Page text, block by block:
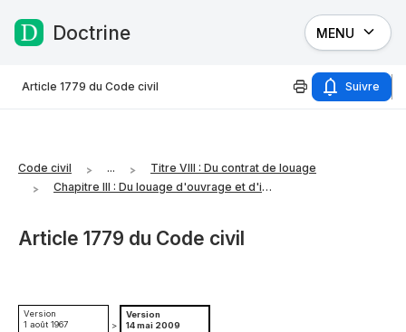
Passer au contenu
Doctrine MENU
Article 1779 du Code civil Suivre
Code civil ...
Titre VIII : Du contrat de louage
Chapitre III : Du louage d'ouvrage et d'industrie
Article 1779 du Code civil
Version
1 août 1967
>
Version
14 mai 2009